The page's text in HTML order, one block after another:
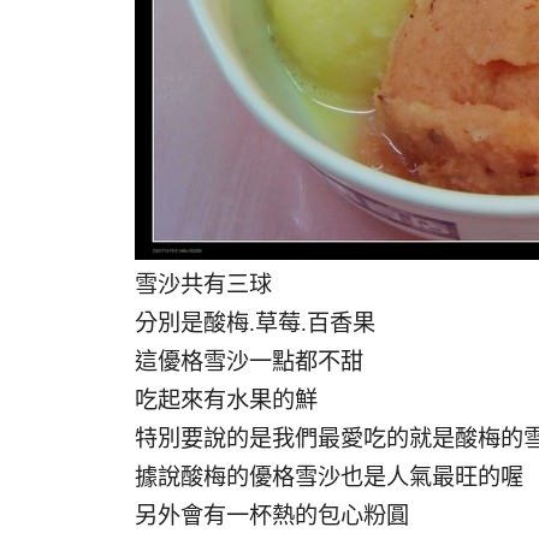
雪沙共有三球
分別是酸梅.草莓.百香果
這優格雪沙一點都不甜
吃起來有水果的鮮
特別要說的是我們最愛吃的就是酸梅的
據說酸梅的優格雪沙也是人氣最旺的喔
另外會有一杯熱的包心粉圓